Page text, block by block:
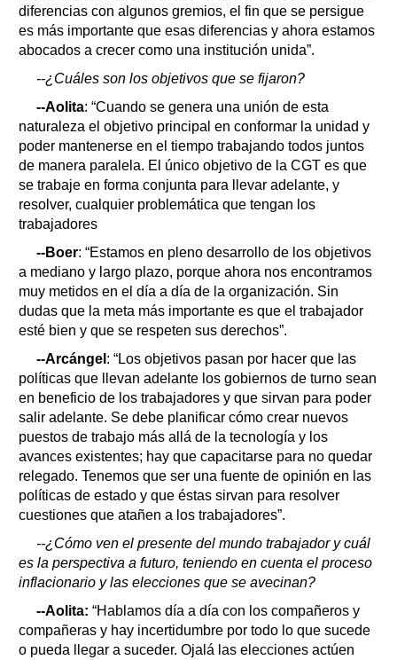
diferencias con algunos gremios, el fin que se persigue
es más importante que esas diferencias y ahora estamos
abocados a crecer como una institución unida”.
--¿Cuáles son los objetivos que se fijaron?
--Aolita: “Cuando se genera una unión de esta
naturaleza el objetivo principal en conformar la unidad y
poder mantenerse en el tiempo trabajando todos juntos
de manera paralela. El único objetivo de la CGT es que
se trabaje en forma conjunta para llevar adelante, y
resolver, cualquier problemática que tengan los
trabajadores
--Boer: “Estamos en pleno desarrollo de los objetivos
a mediano y largo plazo, porque ahora nos encontramos
muy metidos en el día a día de la organización. Sin
dudas que la meta más importante es que el trabajador
esté bien y que se respeten sus derechos”.
--Arcángel : “Los objetivos pasan por hacer que las
políticas que llevan adelante los gobiernos de turno sean
en beneficio de los trabajadores y que sirvan para poder
salir adelante. Se debe planificar cómo crear nuevos
puestos de trabajo más allá de la tecnología y los
avances existentes; hay que capacitarse para no quedar
relegado. Tenemos que ser una fuente de opinión en las
políticas de estado y que éstas sirvan para resolver
cuestiones que atañen a los trabajadores”.
--¿Cómo ven el presente del mundo trabajador y cuál
es la perspectiva a futuro, teniendo en cuenta el proceso
inflacionario y las elecciones que se avecinan?
--Aolita: “Hablamos día a día con los compañeros y
compañeras y hay incertidumbre por todo lo que sucede
o pueda llegar a suceder. Ojalá las elecciones actúen